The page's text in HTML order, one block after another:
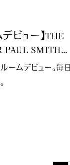
ビュー】THE
PAUL SMITH
ームデビュー。毎日